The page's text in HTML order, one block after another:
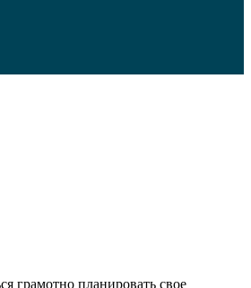
грамотно планировать свое